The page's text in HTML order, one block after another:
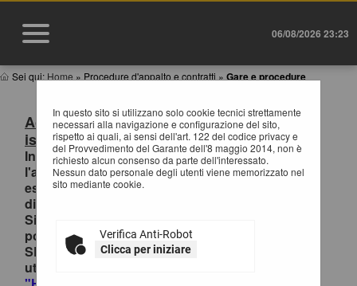
06/08/2026 23:23
Sei qui: Home » Procedure d'appalto e contratti » Gare e procedure
In questo sito si utilizzano solo cookie tecnici strettamente
necessari alla navigazione e configurazione del sito,
rispetto ai quali, ai sensi dell'art. 122 del codice privacy e
del Provvedimento del Garante dell'8 maggio 2014, non è
richiesto alcun consenso da parte dell'interessato.
Nessun dato personale degli utenti viene memorizzato nel
sito mediante cookie.
Verifica Anti-Robot
Clicca per iniziare
Accesso al Portale Gare con SPID/CIE:
istruzioni
In ottemperanza alle normative vigenti AgID,
l'accesso al portale gare è consentito
esclusivamente tramite i sistemi di identità
digitale.
Si invitano pertanto gli OO.EE. registrati al
portale che effettuano il primo accesso con
SPID/CIE, ad inviare la richiesta di collegamento
utenza-SPID esclusivamente tramite la funzione